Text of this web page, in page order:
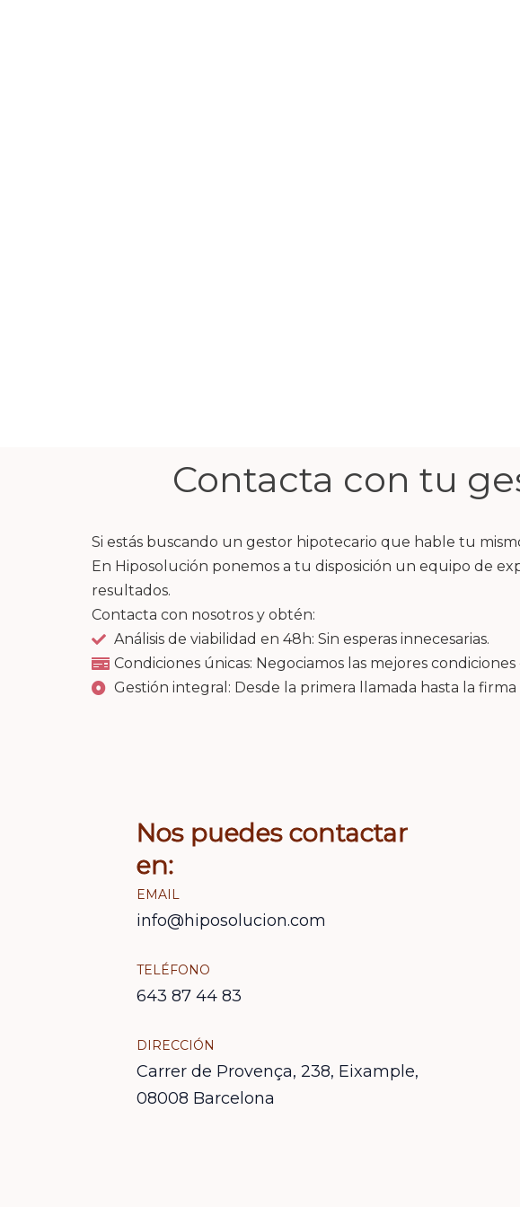
Contacta con tu
Si estás buscando un gestor hipotecario que hable tu
En Hiposolución ponemos a tu disposición un equipo de
resultados.
Contacta con nosotros y obtén:
Análisis de viabilidad en 48h: Sin esperas innecesarias.
Condiciones únicas: Negociamos las mejores
Gestión integral: Desde la primera llamada hasta la
Nos puedes contactar
en:
EMAIL
info@hiposolucion.com
TELÉFONO
643 87 44 83
DIRECCIÓN
Carrer de Provença, 238, Eixample,
08008 Barcelona